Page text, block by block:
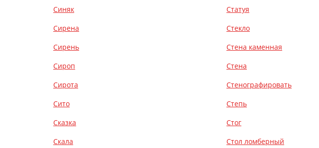
Синяк
Статуя
Сирена
Стекло
Сирень
Стена каменная
Сироп
Стена
Сирота
Стенографировать
Сито
Степь
Сказка
Стог
Скала
Стол ломберный